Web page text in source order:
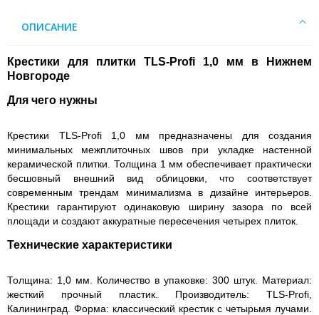
ОПИСАНИЕ
Крестики для плитки TLS-Profi 1,0 мм в Нижнем
Новгороде
Для чего нужны
Крестики TLS-Profi 1,0 мм предназначены для создания
минимальных межплиточных швов при укладке настенной
керамической плитки. Толщина 1 мм обеспечивает практически
бесшовный внешний вид облицовки, что соответствует
современным трендам минимализма в дизайне интерьеров.
Крестики гарантируют одинаковую ширину зазора по всей
площади и создают аккуратные пересечения четырех плиток.
Технические характеристики
Толщина: 1,0 мм. Количество в упаковке: 300 штук. Материал:
жесткий прочный пластик. Производитель: TLS-Profi,
Калининград. Форма: классический крестик с четырьмя лучами.